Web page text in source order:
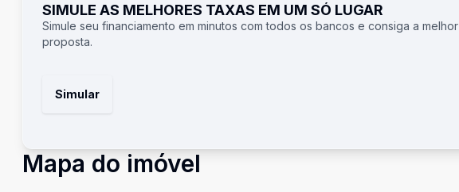
SIMULE AS MELHORES TAXAS EM UM SÓ LUGAR
Simule seu financiamento em minutos com todos os bancos e consiga a melhor
proposta.
Simular
Mapa do imóvel